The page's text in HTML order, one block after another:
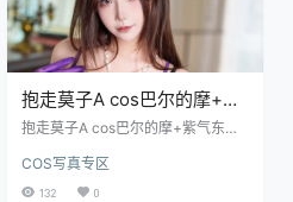
抱走莫子A cos巴尔的摩+紫
气东来写真+视频
抱走莫子A cos巴尔的摩+紫气东来
含：抱走莫子cos巴尔的摩+紫气东
来共128张+相关花絮视频13部
COS写真专区
132 0